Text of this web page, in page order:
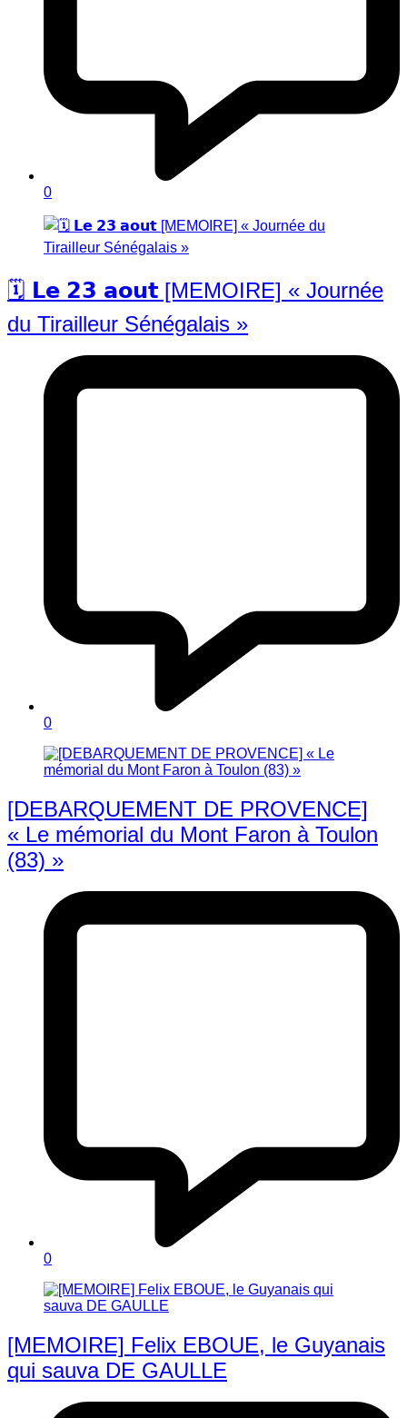
0
🗓️ 𝗟𝗲 𝟮𝟯 𝗮𝗼𝘂𝘁 [MEMOIRE] « Journée
du Tirailleur Sénégalais »
0
[DEBARQUEMENT DE PROVENCE]
« Le mémorial du Mont Faron à Toulon
(83) »
0
[MEMOIRE] Felix EBOUE, le Guyanais
qui sauva DE GAULLE